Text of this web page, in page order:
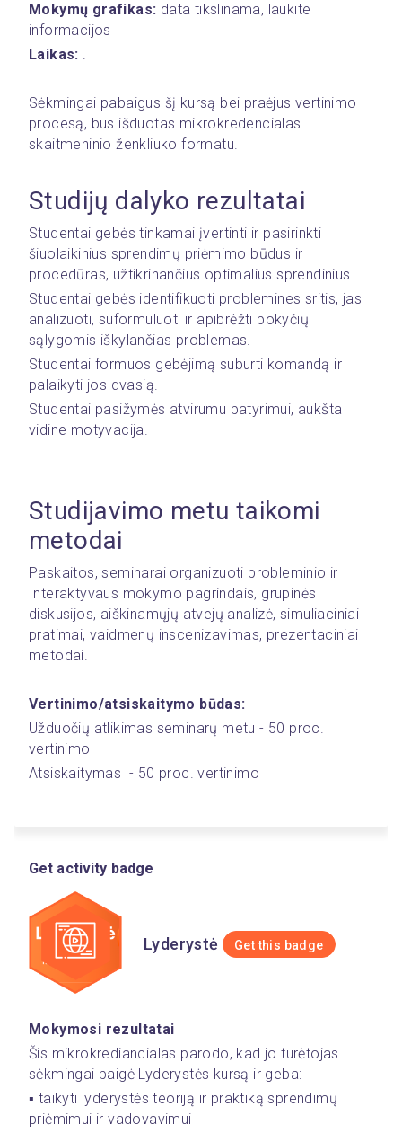
Mokymų grafikas: data tikslinama, laukite
informacijos
Laikas: .
Sėkmingai pabaigus šį kursą bei praėjus vertinimo
procesą, bus išduotas mikrokredencialas
skaitmeninio ženkliuko formatu.
Studijų dalyko rezultatai
Studentai gebės tinkamai įvertinti ir pasirinkti
šiuolaikinius sprendimų priėmimo būdus ir
procedūras, užtikrinančius optimalius sprendinius.
Studentai gebės identifikuoti problemines sritis, jas
analizuoti, suformuluoti ir apibrėžti pokyčių
sąlygomis iškylančias problemas.
Studentai formuos gebėjimą suburti komandą ir
palaikyti jos dvasią.
Studentai pasižymės atvirumu patyrimui, aukšta
vidine motyvacija.
Studijavimo metu taikomi
metodai
Paskaitos, seminarai organizuoti probleminio ir
Interaktyvaus mokymo pagrindais, grupinės
diskusijos, aiškinamųjų atvejų analizė, simuliaciniai
pratimai, vaidmenų inscenizavimas, prezentaciniai
metodai.
Vertinimo/atsiskaitymo būdas:
Užduočių atlikimas seminarų metu - 50 proc.
vertinimo
Atsiskaitymas  - 50 proc. vertinimo
Get activity badge
Lyderystė Get this badge
Mokymosi rezultatai
Šis mikrokrediancialas parodo, kad jo turėtojas
sėkmingai baigė Lyderystės kursą ir geba:
▪️ taikyti lyderystės teoriją ir praktiką sprendimų
priėmimui ir vadovavimui